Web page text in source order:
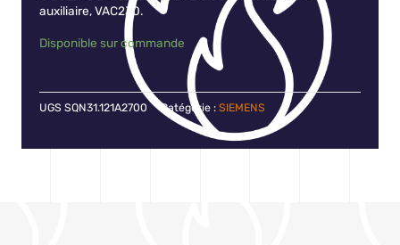
auxiliaire, VAC230.
Disponible sur commande
UGS SQN31.121A2700 Catégorie : SIEMENS